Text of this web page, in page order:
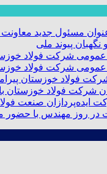
مسئول جدید
پیوند ملی
فولاد خوزستان
شرکت فولاد خوزستان
ایده‌پردازان صنعت
در روز مهندس با حضور